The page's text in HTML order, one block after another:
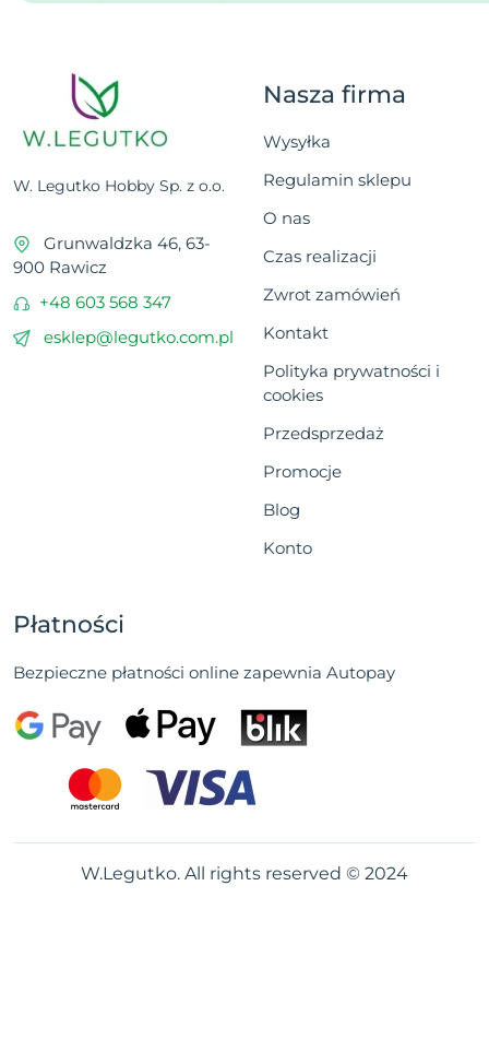
W. Legutko Hobby Sp. z o.o.
Grunwaldzka 46, 63-
900 Rawicz
+48 603 568 347
esklep@legutko.com.pl
Nasza firma
Wysyłka
Regulamin sklepu
O nas
Czas realizacji
Zwrot zamówień
Kontakt
Polityka prywatności i
cookies
Przedsprzedaż
Promocje
Blog
Konto
Płatności
Bezpieczne płatności online zapewnia Autopay
W.Legutko. All rights reserved © 2024